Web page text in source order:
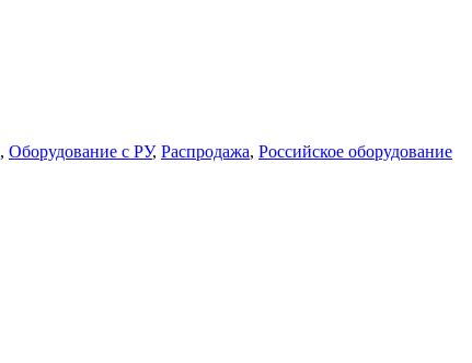
, Оборудование с РУ, Распродажа, Российское оборудование